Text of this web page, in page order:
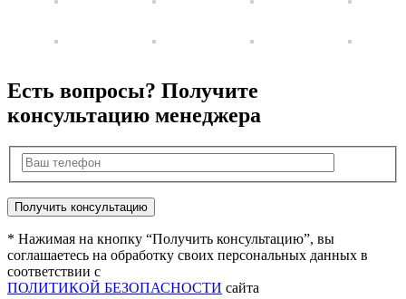
Есть вопросы? Получите
консультацию менеджера
* Нажимая на кнопку “Получить консультацию”, вы
соглашаетесь на обработку своих персональных данных в
соответствии с
ПОЛИТИКОЙ БЕЗОПАСНОСТИ сайта